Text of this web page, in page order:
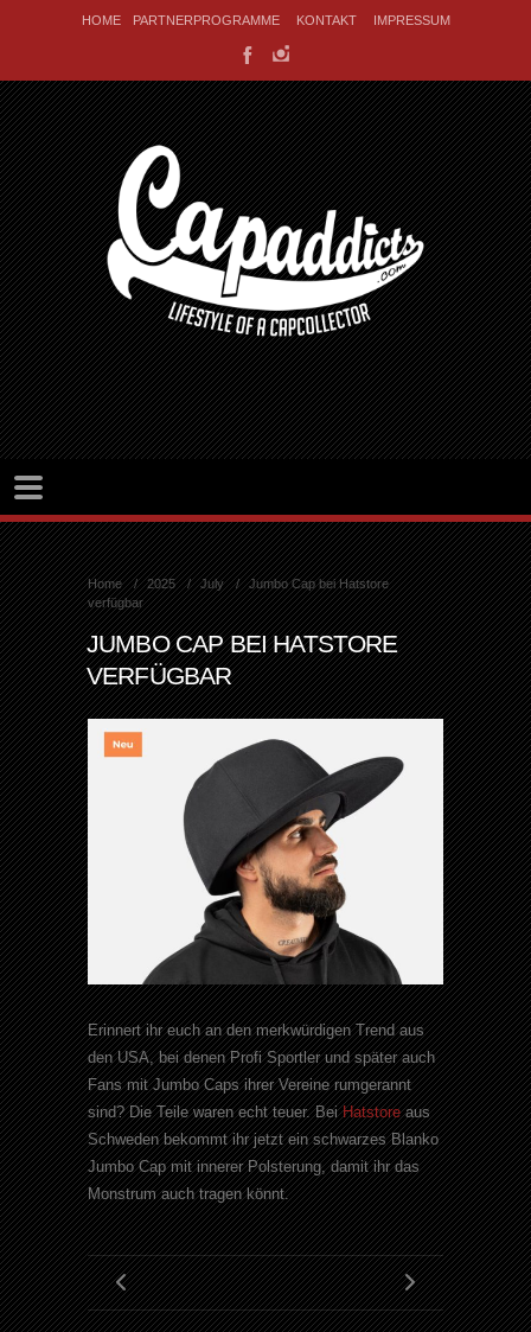
HOME PARTNERPROGRAMME KONTAKT IMPRESSUM
Home 2025 July
Jumbo Cap bei Hatstore
verfügbar
JUMBO CAP BEI HATSTORE
VERFÜGBAR
Erinnert ihr euch an den merkwürdigen Trend aus
den USA, bei denen Profi Sportler und später auch
Fans mit Jumbo Caps ihrer Vereine rumgerannt
sind? Die Teile waren echt teuer. BeiHatstoreaus
Schweden bekommt ihr jetzt ein schwarzes Blanko
Jumbo Cap mit innerer Polsterung, damit ihr das
Monstrum auch tragen könnt.